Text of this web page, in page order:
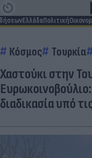
ΕλλάδαΠολιτική
Κόσμος Τουρκία
Χαστούκι στην
διαδικασία υπό